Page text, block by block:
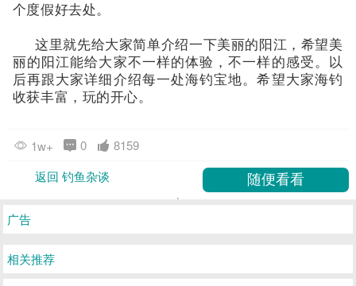
个度假好去处。
这里就先给大家简单介绍一下美丽的阳江，希望美
丽的阳江能给大家不一样的体验，不一样的感受。以
后再跟大家详细介绍每一处海钓宝地。希望大家海钓
收获丰富，玩的开心。
1w+ 0
8159
返回 钓鱼杂谈
广告
相关推荐